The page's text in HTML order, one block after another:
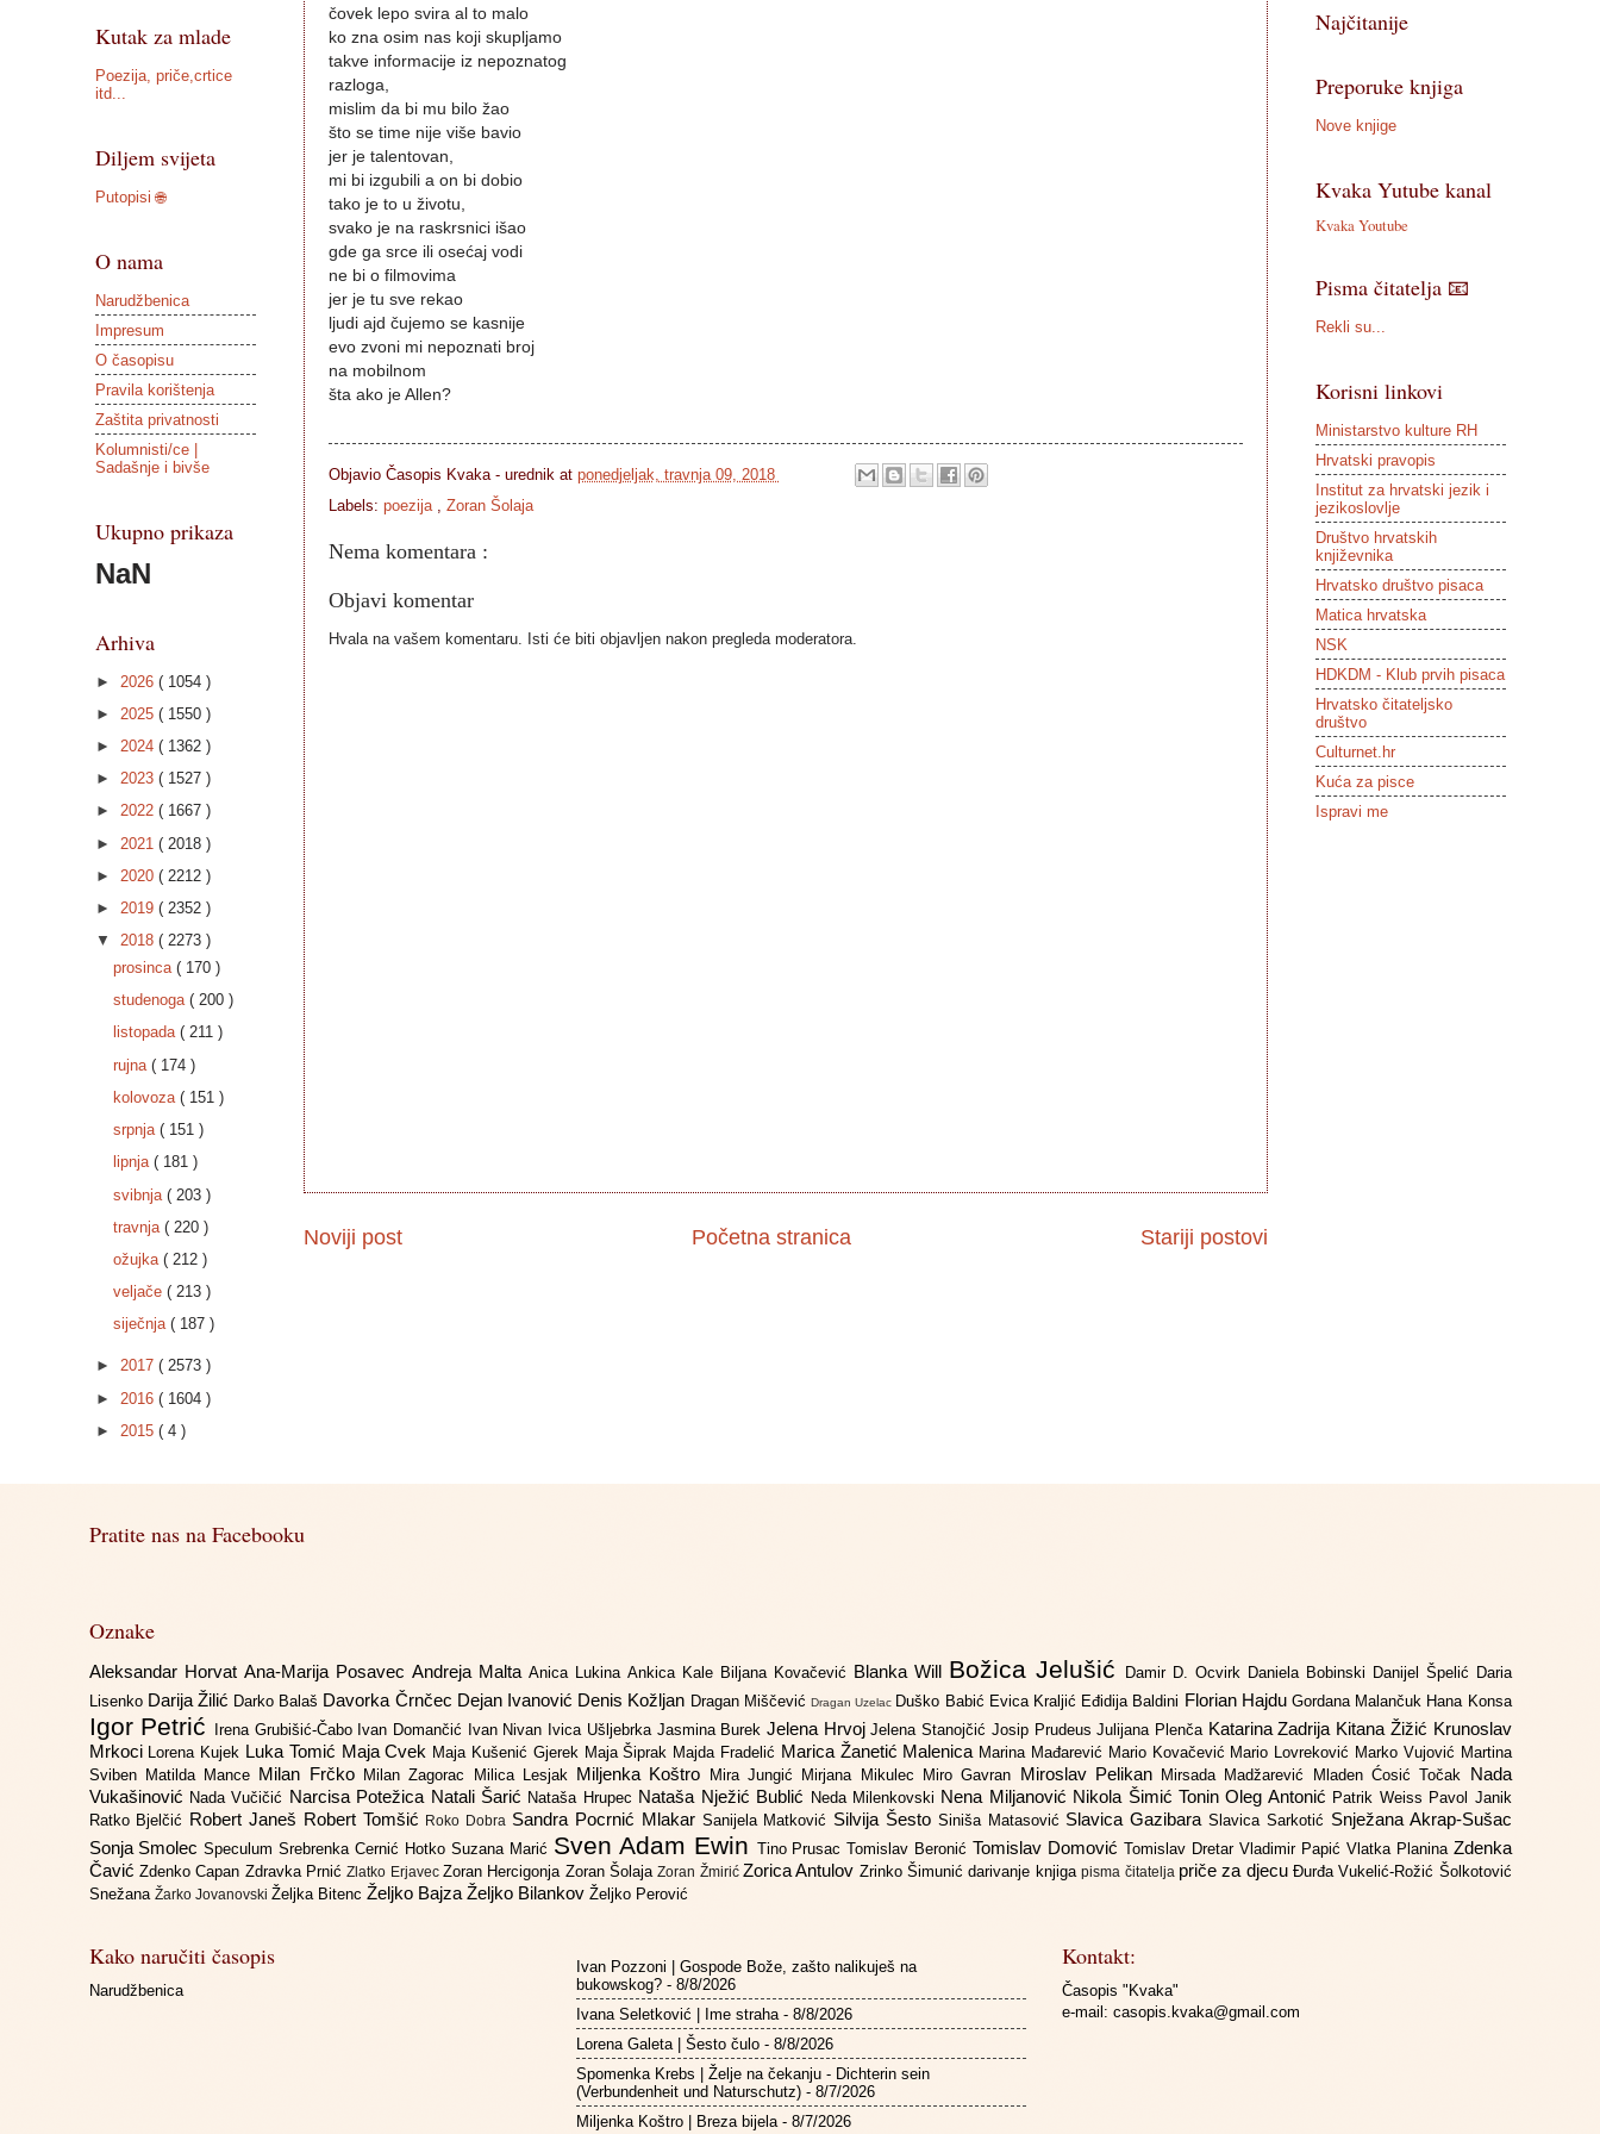
čovek lepo svira al to malo
ko zna osim nas koji skupljamo
takve informacije iz nepoznatog
razloga,
mislim da bi mu bilo žao
što se time nije više bavio
jer je talentovan,
mi bi izgubili a on bi dobio
tako je to u životu,
svako je na raskrsnici išao
gde ga srce ili osećaj vodi
ne bi o filmovima
jer je tu sve rekao
ljudi ajd čujemo se kasnije
evo zvoni mi nepoznati broj
na mobilnom
šta ako je Allen?
Objavio Časopis Kvaka - urednik at ponedjeljak, travnja 09, 2018
Labels: poezija , Zoran Šolaja
Nema komentara :
Objavi komentar
Hvala na vašem komentaru. Isti će biti objavljen nakon pregleda moderatora.
Noviji post Stariji postovi
Početna stranica
Kutak za mlade
Poezija, priče,crtice
itd...
Diljem svijeta
Putopisi 🌐
O nama
Narudžbenica
Impresum
O časopisu
Pravila korištenja
Zaštita privatnosti
Kolumnisti/ce |
Sadašnje i bivše
Ukupno prikaza
NaN
Arhiva
► 2026 ( 1054 )
► 2025 ( 1550 )
► 2024 ( 1362 )
► 2023 ( 1527 )
► 2022 ( 1667 )
► 2021 ( 2018 )
► 2020 ( 2212 )
► 2019 ( 2352 )
▼ 2018 ( 2273 )
prosinca ( 170 )
studenoga ( 200 )
listopada ( 211 )
rujna ( 174 )
kolovoza ( 151 )
srpnja ( 151 )
lipnja ( 181 )
svibnja ( 203 )
travnja ( 220 )
ožujka ( 212 )
veljače ( 213 )
siječnja ( 187 )
► 2017 ( 2573 )
► 2016 ( 1604 )
► 2015 ( 4 )
Najčitanije
Preporuke knjiga
Nove knjige
Kvaka Yutube kanal
Kvaka Youtube
Pisma čitatelja 📧
Rekli su...
Korisni linkovi
Ministarstvo kulture RH
Hrvatski pravopis
Institut za hrvatski jezik i
jezikoslovlje
Društvo hrvatskih
književnika
Hrvatsko društvo pisaca
Matica hrvatska
NSK
HDKDM - Klub prvih pisaca
Hrvatsko čitateljsko
društvo
Culturnet.hr
Kuća za pisce
Ispravi me
Pratite nas na Facebooku
Oznake
Aleksandar Horvat Ana-Marija Posavec Andreja Malta Anica Lukina Ankica Kale Biljana Kovačević Blanka Will Božica Jelušić Damir D. Ocvirk Daniela Bobinski Danijel Špelić Daria
Lisenko Darija Žilić Darko Balaš Davorka Črnčec Dejan Ivanović Denis Kožljan Dragan MiščevićDragan Uzelac Duško Babić Evica Kraljić Eđidija Baldini Florian Hajdu Gordana Malančuk Hana Konsa
Igor Petrić Irena Grubišić-Čabo Ivan Domančić Ivan Nivan Ivica Ušljebrka Jasmina BurekJelena HrvojJelena Stanojčić Josip PrudeusJulijana Plenča Katarina Zadrija Kitana Žižić Krunoslav
Mrkoci Lorena Kujek Luka Tomić Maja Cvek Maja Kušenić Gjerek Maja Šiprak Majda Fradelić Marica Žanetić Malenica Marina Mađarević Mario Kovačević Mario Lovreković Marko Vujović Martina
Sviben Matilda Mance Milan Frčko Milan Zagorac Milica Lesjak Miljenka Koštro Mira Jungić Mirjana Mikulec Miro Gavran Miroslav Pelikan Mirsada Madžarević Mladen Ćosić Točak
Nada
Vukašinović Nada Vučičić Narcisa Potežica Natali Šarić Nataša Hrupec Nataša Nježić Bublić Neda Milenkovski Nena Miljanović Nikola Šimić ToninOleg Antonić Patrik Weiss Pavol Janik
Ratko Bjelčić Robert Janeš Robert Tomšić Roko Dobra Sandra Pocrnić Mlakar Sanijela Matković Silvija Šesto Siniša Matasović Slavica GazibaraSlavica Sarkotić Snježana Akrap-Sušac
Sonja SmolecSpeculumSrebrenka Cernić Hotko Suzana Marić Sven Adam Ewin Tino PrusacTomislav Beronić Tomislav DomovićTomislav Dretar Vladimir Papić Vlatka Planina Zdenka
Čavić Zdenko Capan Zdravka PrnićZlatko Erjavec Zoran Hercigonja Zoran ŠolajaZoran ŽmirićZorica Antulov Zrinko Šimunićdarivanje knjigapisma čitatelja priče za djecu Đurđa Vukelić-Rožić Šolkotović
Snežana Žarko Jovanovski Željka Bitenc Željko BajzaŽeljko Bilankov Željko Perović
Kako naručiti časopis
Narudžbenica
Ivan Pozzoni | Gospode Bože, zašto nalikuješ na
bukowskog?- 8/8/2026
Ivana Seletković | Ime straha- 8/8/2026
Lorena Galeta | Šesto čulo- 8/8/2026
Spomenka Krebs | Želje na čekanju - Dichterin sein
(Verbundenheit und Naturschutz)- 8/7/2026
Miljenka Koštro | Breza bijela- 8/7/2026
Kontakt:
Časopis "Kvaka"
e-mail: casopis.kvaka@gmail.com